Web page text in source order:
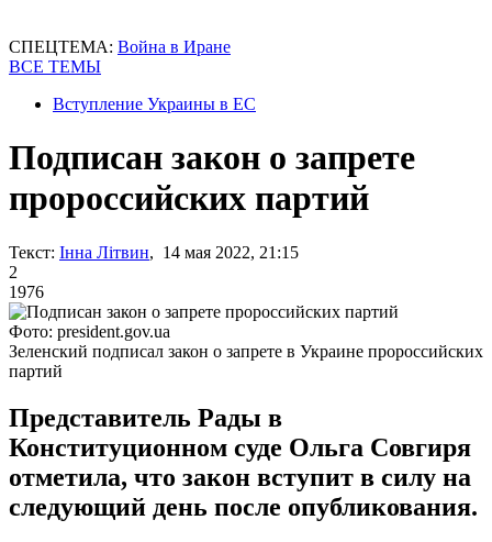
СПЕЦТЕМА: Война в Иране
ВСЕ ТЕМЫ
Вступление Украины в ЕС
Подписан закон о запрете
пророссийских партий
Текст: Інна Літвин, 14 мая 2022, 21:15
2
1976
Фото: president.gov.ua
Зеленский подписал закон о запрете в Украине пророссийских
партий
Представитель Рады в
Конституционном суде Ольга Совгиря
отметила, что закон вступит в силу на
следующий день после опубликования.